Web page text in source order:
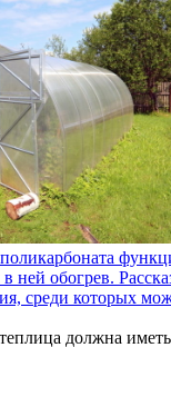
в ней обогрев.
среди которых
должна